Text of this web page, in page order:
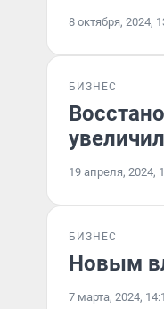
8 октября, 2024,
БИЗНЕС
19 апреля, 2024,
БИЗНЕС
Новым
7 марта, 2024,